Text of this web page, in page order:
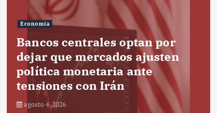
Economía
Bancos centrales optan por
dejar que mercados ajusten
política monetaria ante
tensiones con Irán
agosto 4, 2026